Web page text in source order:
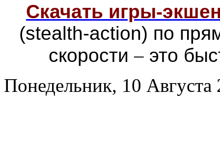
Скачать игры-
(stealth-action) по
скорости– это
Понедельник, 10 Августа